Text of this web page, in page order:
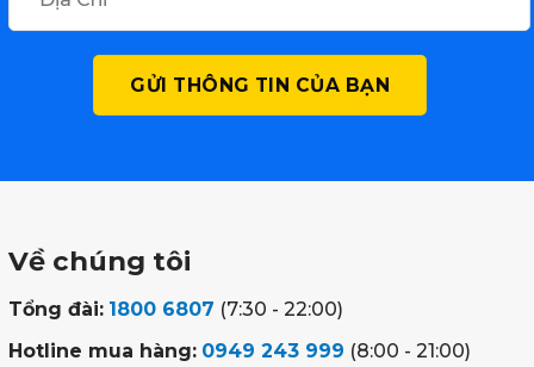
Về chúng tôi
Tổng đài: 1800 6807 (7:30 - 22:00)
Hotline mua hàng: 0949 243 999 (8:00 - 21:00)